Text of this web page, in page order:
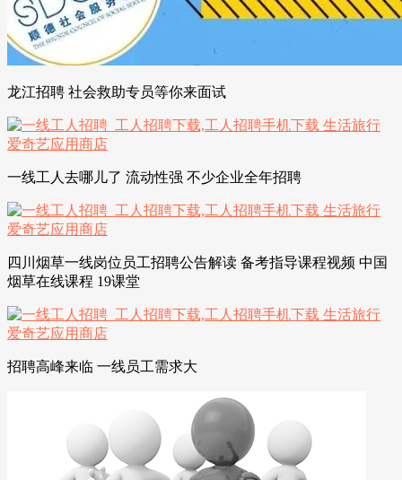
龙江招聘 社会救助专员等你来面试
一线工人去哪儿了 流动性强 不少企业全年招聘
四川烟草一线岗位员工招聘公告解读 备考指导课程视频 中国
烟草在线课程 19课堂
招聘高峰来临 一线员工需求大